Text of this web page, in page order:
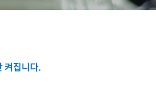
켜집니다.